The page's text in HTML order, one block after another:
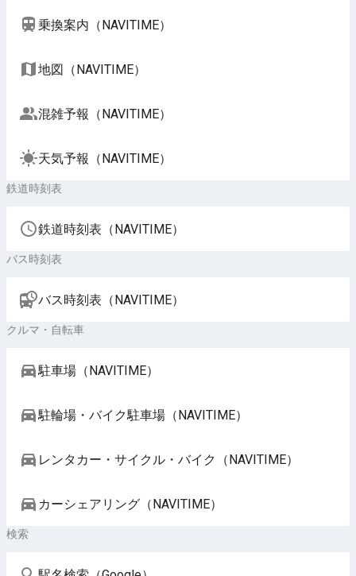
乗換案内（NAVITIME）
地図（NAVITIME）
混雑予報（NAVITIME）
天気予報（NAVITIME）
鉄道時刻表
鉄道時刻表（NAVITIME）
バス時刻表
バス時刻表（NAVITIME）
クルマ・自転車
駐車場（NAVITIME）
駐輪場・バイク駐車場（NAVITIME）
レンタカー・サイクル・バイク（NAVITIME）
カーシェアリング（NAVITIME）
検索